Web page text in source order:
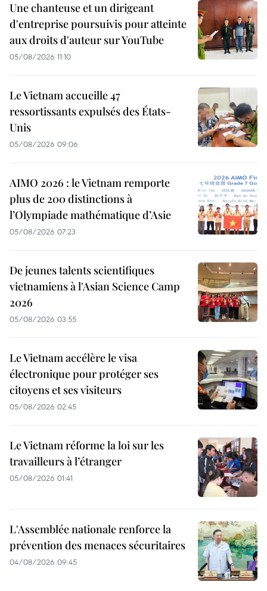
Une chanteuse et un dirigeant
d'entreprise poursuivis pour atteinte
aux droits d'auteur sur YouTube
05/08/2026 11:10
Le Vietnam accueille 47
ressortissants expulsés des États-
Unis
05/08/2026 09:06
AIMO 2026 : le Vietnam remporte
plus de 200 distinctions à
l’Olympiade mathématique d’Asie
05/08/2026 07:23
De jeunes talents scientifiques
vietnamiens à l'Asian Science Camp
2026
05/08/2026 03:55
Le Vietnam accélère le visa
électronique pour protéger ses
citoyens et ses visiteurs
05/08/2026 02:45
Le Vietnam réforme la loi sur les
travailleurs à l’étranger
05/08/2026 01:41
L'Assemblée nationale renforce la
prévention des menaces sécuritaires
04/08/2026 09:45